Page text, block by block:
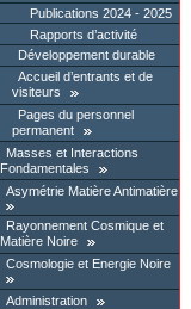
Publications 2024 - 2025
Rapports d’activité
Développement durable
Accueil d’entrants et de
visiteurs
Pages du personnel
permanent
Masses et Interactions
Fondamentales
Asymétrie Matière Antimatière
Rayonnement Cosmique et
Matière Noire
Cosmologie et Energie Noire
Administration